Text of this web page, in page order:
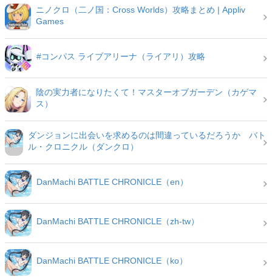
ニノクロ（二ノ国：Cross Worlds）攻略まとめ | Appliv
Games
#コンパス ライブアリーナ（ライアリ）攻略
陰の実力者になりたくて！マスターオブガーデン（カゲマ
ス）
ダンジョンに出会いを求めるのは間違っているだろうか バト
ル・クロニクル（ダンクロ）
DanMachi BATTLE CHRONICLE（en）
DanMachi BATTLE CHRONICLE（zh-tw）
DanMachi BATTLE CHRONICLE（ko）